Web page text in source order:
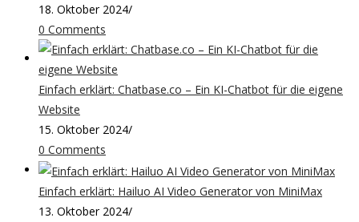
18. Oktober 2024/
0 Comments
Einfach erklärt: Chatbase.co – Ein KI-Chatbot für die eigene
Website
15. Oktober 2024/
0 Comments
Einfach erklärt: Hailuo AI Video Generator von MiniMax
13. Oktober 2024/